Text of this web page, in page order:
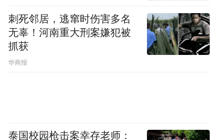
关乎生命质量与尊严，更体现医学的温度与
人文关怀。希望以此次会议为契机，进一步
加强省市联动、深化质控协作，共同推动山
东省安宁疗护事业迈向更高质量发展阶段。
刺死邻居，逃窜时伤害多名
无辜！河南重大刑案嫌犯被
抓获
华商报
泰国校园枪击案幸存老师：